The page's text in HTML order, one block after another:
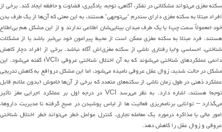
سکته مغزی می‌تواندمشکلاتی در تفکر، آگاهی، توجه، یادگیری، قضاوت و حافظه ایجاد کند.برخی از
افراد مبتلا به سکته مغزی دارای سندرم“بی‌توجهی”هستند، به این معنی کهآنهااز یک طرف بدن
خود(معمولاً سمت چپ) یا یک طرف میدان بینایی‌شان اطلاعی ندارند و از این مشکلهمبیاطلاع
هستند. فرد مبتلا به سکته مغزی ممکن است از محیط پیرامون خودبیخبر باشد یا از مشکلات
شناختی، احساسی و/یا رفتاری ناشی از سکته مغزی‌اش آگاه نباشد.برخی از افراد دچار کاهش
دائمی عملکردهای شناختیمیشوند که به آن اختلال شناختی عروقی (VCI) گفته میشود. این
مشکلدر حالت شدید،زوال عقل عروقینامیده می‌شود، امااین مشکل درواقعبه کاهش تدریجی
عملکرد ذهنیدر طول زمانناشی ازسکتههایمتعددکهبرخیاز آن‌هاخاموش(بدون علائم قابل
توجه) هستند، اشاره دارد. به نظرمیرسد VCI در درجه اول بر عملکرد اجرایی مغز تأثیر
میگذارد – تواناییبرنامهریزی فعالیت ها از لباس پوشیدن در صبحگرفته تا مدیریت داروها،
امور مالی یا مذاکره درمورد یک معامله تجاری.کنترل عوامل خطر میتواندخطر اختلال شناختی
عروقی و زوال عقل را کاهش دهد.